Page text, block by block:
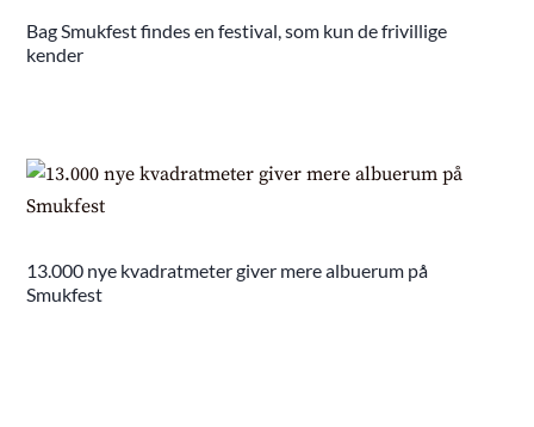
Bag Smukfest findes en festival, som kun de frivillige
kender
13.000 nye kvadratmeter giver mere albuerum på
Smukfest